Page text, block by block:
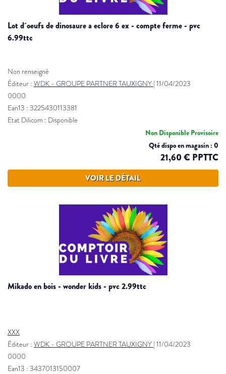
lot d´oeufs de dinosaure a eclore 6 ex - compte ferme - pvc
6.99ttc
Non renseigné
Éditeur : WDK - GROUPE PARTNER TAUXIGNY | 11/04/2023
0000
Ean13 : 3225430113381
Etat Dilicom : Disponible
Non Disponible Provisoire
Qté dispo en magasin : 0
21,60 € PPTTC
VOIR LE DÉTAIL
mikado en bois - wonder kids - pvc 2.99ttc
XXX
Éditeur : WDK - GROUPE PARTNER TAUXIGNY | 11/04/2023
0000
Ean13 : 3437013150007